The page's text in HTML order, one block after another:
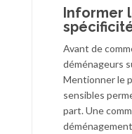
Informer
Avant de
déménageurs
Mentionner le
sensibles
part. Une